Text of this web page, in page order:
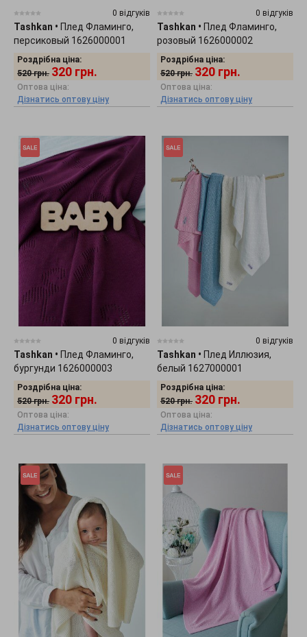
0 відгуків
Tashkan • Плед Фламинго,
персиковый 1626000001
Роздрібна ціна:
520 грн. 320 грн.
Оптова ціна:
Дізнатись оптову ціну
0 відгуків
Tashkan • Плед Фламинго,
розовый 1626000002
Роздрібна ціна:
520 грн. 320 грн.
Оптова ціна:
Дізнатись оптову ціну
0 відгуків
Tashkan • Плед Фламинго,
бургунди 1626000003
Роздрібна ціна:
520 грн. 320 грн.
Оптова ціна:
Дізнатись оптову ціну
0 відгуків
Tashkan • Плед Иллюзия,
белый 1627000001
Роздрібна ціна:
520 грн. 320 грн.
Оптова ціна:
Дізнатись оптову ціну